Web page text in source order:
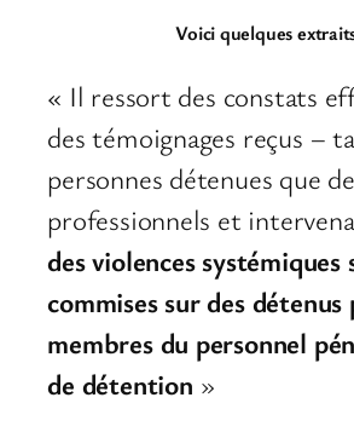
Voici quelques
« Il ressort des constats
des témoignages reçus –
personnes détenues que de
professionnels et
des violences systémiques
commises sur des détenus
membres du personnel
de détention »